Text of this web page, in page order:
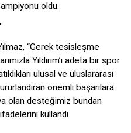
oldu.
“Gerek tesisleşme
Yıldırım’ı adeta bir spor
ulusal ve uluslararası
önemli başarılara
olan desteğimiz bundan
kullandı.